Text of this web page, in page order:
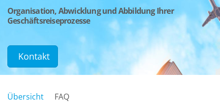
Organisation, Abwicklung und Abbildung Ihrer
Geschäftsreiseprozesse
Kontakt
Übersicht FAQ